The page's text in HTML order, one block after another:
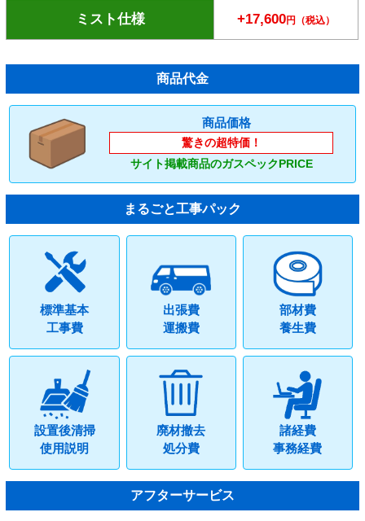
ミスト仕様 +17,600円（税込）
商品代金
商品価格
驚きの超特価！
サイト掲載商品のガスペックPRICE
まるごと工事パック
標準基本
工事費
出張費
運搬費
部材費
養生費
設置後清掃
使用説明
廃材撤去
処分費
諸経費
事務経費
アフターサービス